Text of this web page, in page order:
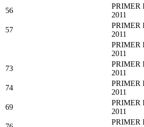
56
PRIMER
2011
57
PRIMER
2011
PRIMER
2011
73
PRIMER
2011
74
PRIMER
2011
69
PRIMER
2011
PRIMER